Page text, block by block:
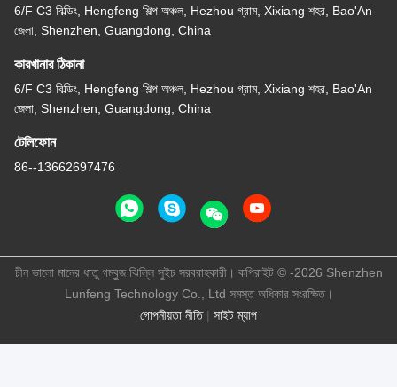
6/F C3 বিল্ডিং, Hengfeng শিল্প অঞ্চল, Hezhou গ্রাম, Xixiang শহর, Bao'An
জেলা, Shenzhen, Guangdong, China
কারখানার ঠিকানা
6/F C3 বিল্ডিং, Hengfeng শিল্প অঞ্চল, Hezhou গ্রাম, Xixiang শহর, Bao'An
জেলা, Shenzhen, Guangdong, China
টেলিফোন
86--13662697476
গোপনীয়তা নীতি| সাইট ম্যাপ
চীন ভালো মানের ধাতু গম্বুজ ঝিল্লি সুইচ সরবরাহকারী। কপিরাইট © -2026 Shenzhen
Lunfeng Technology Co., Ltd সমস্ত অধিকার সংরক্ষিত।